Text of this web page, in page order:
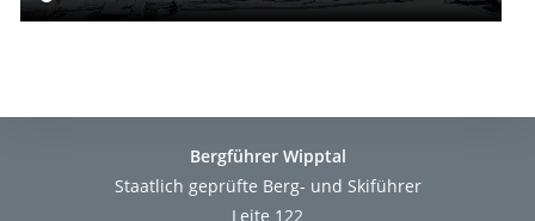
Bergführer Wipptal
Staatlich geprüfte Berg- und Skiführer
Leite 122